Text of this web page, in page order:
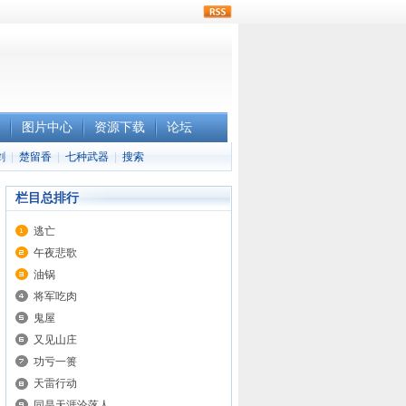
图片中心 资源下载 论坛
楚留香 七种武器 搜索
栏目总排行
逃亡
午夜悲歌
油锅
将军吃肉
鬼屋
又见山庄
功亏一篑
天雷行动